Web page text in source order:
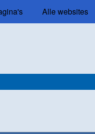
Alle websites